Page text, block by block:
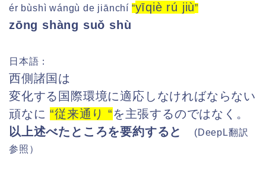
ér bùshì wángù de jiānchí “yīqiè rú jiù”
zōng shàng suǒ shù
日本語：
西側諸国は
変化する国際環境に適応しなければならない
頑なに“従来通り “を主張するのではなく。
以上述べたところを要約すると
(DeepL翻訳
参照）